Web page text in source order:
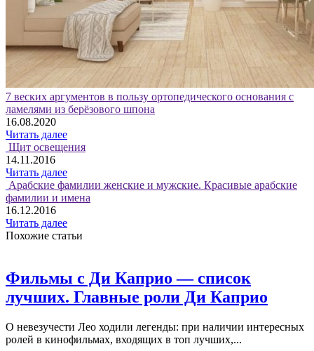
7 веских аргументов в пользу ортопедического основания с
ламелями из берёзового шпона
16.08.2020
Читать далее
Щит освещения
14.11.2016
Читать далее
Арабские фамилии женские и мужские. Красивые арабские
фамилии и имена
16.12.2016
Читать далее
Похожие статьи
Фильмы с Ди Каприо — список
лучших. Главные роли Ди Каприо
О невезучести Лео ходили легенды: при наличии интересных
ролей в кинофильмах, входящих в топ лучших,...